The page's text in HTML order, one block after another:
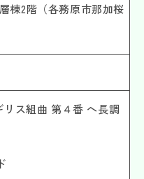
棟2階（各務原市那加桜
ス組曲 第４番 ヘ長調